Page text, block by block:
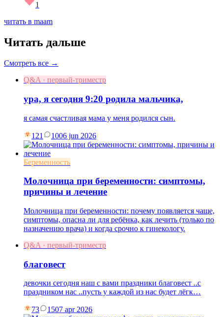
1
читать в maam
Читать дальше
Смотреть все →
Q&A · первый-триместр
ура, я сегодня 9:20 родила мальчика,
я самая счастливая мама у меня родился сын.
121 1006 jun 2026
Беременность
Молочница при беременности: симптомы,
причины и лечение
Молочница при беременности: почему появляется чаще,
симптомы, опасна ли для ребёнка, как лечить (только по
назначению врача) и когда срочно к гинекологу.
Q&A · первый-триместр
благовест
девочки сегодня наш с вами праздники благовест ..с
праздником нас ..пусть у каждой из нас будет лёгк…
73 1507 apr 2026